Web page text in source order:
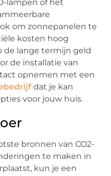
lampen of het
om zonnepanelen te
kosten hoog
de lange termijn geld
de installatie van
opnemen met een
dat je kan
voor jouw huis.
bronnen van CO2-
te maken in
kun je een